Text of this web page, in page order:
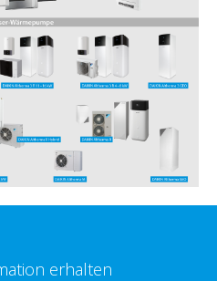
erhalten